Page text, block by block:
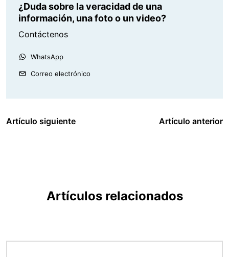
¿Duda sobre la veracidad de una
información, una foto o un video?
Contáctenos
WhatsApp
Correo electrónico
Artículo siguiente Artículo anterior
Artículos relacionados